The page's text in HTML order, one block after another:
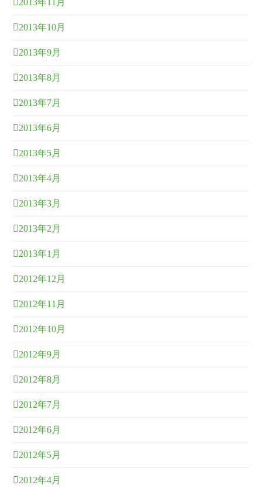
2013年10月
2013年9月
2013年8月
2013年7月
2013年6月
2013年5月
2013年4月
2013年3月
2013年2月
2013年1月
2012年12月
2012年11月
2012年10月
2012年9月
2012年8月
2012年7月
2012年6月
2012年5月
2012年4月